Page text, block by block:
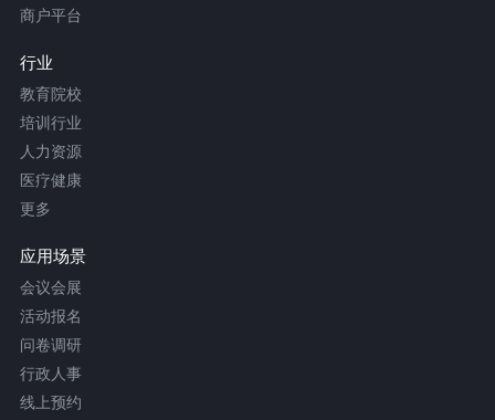
商户平台
行业
教育院校
培训行业
人力资源
医疗健康
更多
应用场景
会议会展
活动报名
问卷调研
行政人事
线上预约